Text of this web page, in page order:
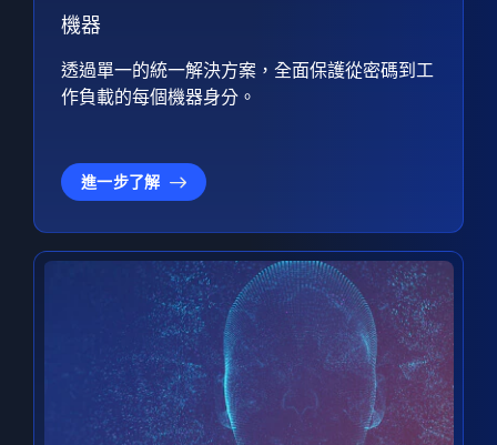
機器
透過單一的統一解決方案，全面保護從密碼到工
作負載的每個機器身分。
進一步了解